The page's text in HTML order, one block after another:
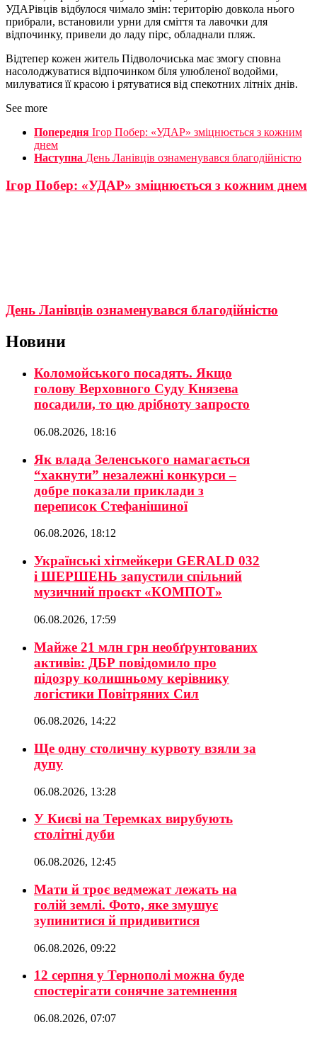
УДАРівців відбулося чимало змін: територію довкола нього
прибрали, встановили урни для сміття та лавочки для
відпочинку, привели до ладу пірс, обладнали пляж.
Відтепер кожен житель Підволочиська має змогу сповна
насолоджуватися відпочинком біля улюбленої водойми,
милуватися її красою і рятуватися від спекотних літніх днів.
See more
Попередня Ігор Побер: «УДАР» зміцнюється з кожним
днем
Наступна День Ланівців ознаменувався благодійністю
Ігор Побер: «УДАР» зміцнюється з кожним днем
День Ланівців ознаменувався благодійністю
Новини
Коломойського посадять. Якщо
голову Верховного Суду Князева
посадили, то цю дрібноту запросто
06.08.2026, 18:16
Як влада Зеленського намагається
“хакнути” незалежні конкурси –
добре показали приклади з
переписок Стефанішиної
06.08.2026, 18:12
Українські хітмейкери GERALD 032
і ШЕРШЕНЬ запустили спільний
музичний проєкт «КОМПОТ»
06.08.2026, 17:59
Майже 21 млн грн необґрунтованих
активів: ДБР повідомило про
підозру колишньому керівнику
логістики Повітряних Сил
06.08.2026, 14:22
Ще одну столичну курвоту взяли за
дупу
06.08.2026, 13:28
У Києві на Теремках вирубують
столітні дуби
06.08.2026, 12:45
Мати й троє ведмежат лежать на
голій землі. Фото, яке змушує
зупинитися й придивитися
06.08.2026, 09:22
12 серпня у Тернополі можна буде
спостерігати сонячне затемнення
06.08.2026, 07:07